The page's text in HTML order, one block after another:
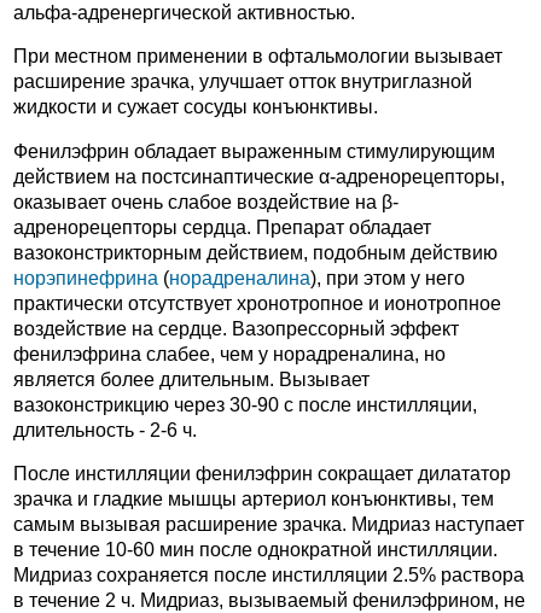
альфа-адренергической активностью.
При местном применении в офтальмологии вызывает
расширение зрачка, улучшает отток внутриглазной
жидкости и сужает сосуды конъюнктивы.
Фенилэфрин обладает выраженным стимулирующим
действием на постсинаптические α-адренорецепторы,
оказывает очень слабое воздействие на β-
адренорецепторы сердца. Препарат обладает
вазоконстрикторным действием, подобным действию
норэпинефрина (норадреналина), при этом у него
практически отсутствует хронотропное и ионотропное
воздействие на сердце. Вазопрессорный эффект
фенилэфрина слабее, чем у норадреналина, но
является более длительным. Вызывает
вазоконстрикцию через 30-90 с после инстилляции,
длительность - 2-6 ч.
После инстилляции фенилэфрин сокращает дилататор
зрачка и гладкие мышцы артериол конъюнктивы, тем
самым вызывая расширение зрачка. Мидриаз наступает
в течение 10-60 мин после однократной инстилляции.
Мидриаз сохраняется после инстилляции 2.5% раствора
в течение 2 ч. Мидриаз, вызываемый фенилэфрином, не